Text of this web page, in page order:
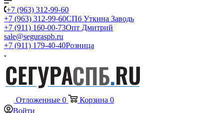
+7 (963) 312-99-60
+7 (963) 312-99-60СПб Уткина Заводь
+7 (911) 160-00-73Опт Дмитрий
sale@seguraspb.ru
+7 (911) 179-40-40Розница
Отложенные 0 Корзина 0
Войти